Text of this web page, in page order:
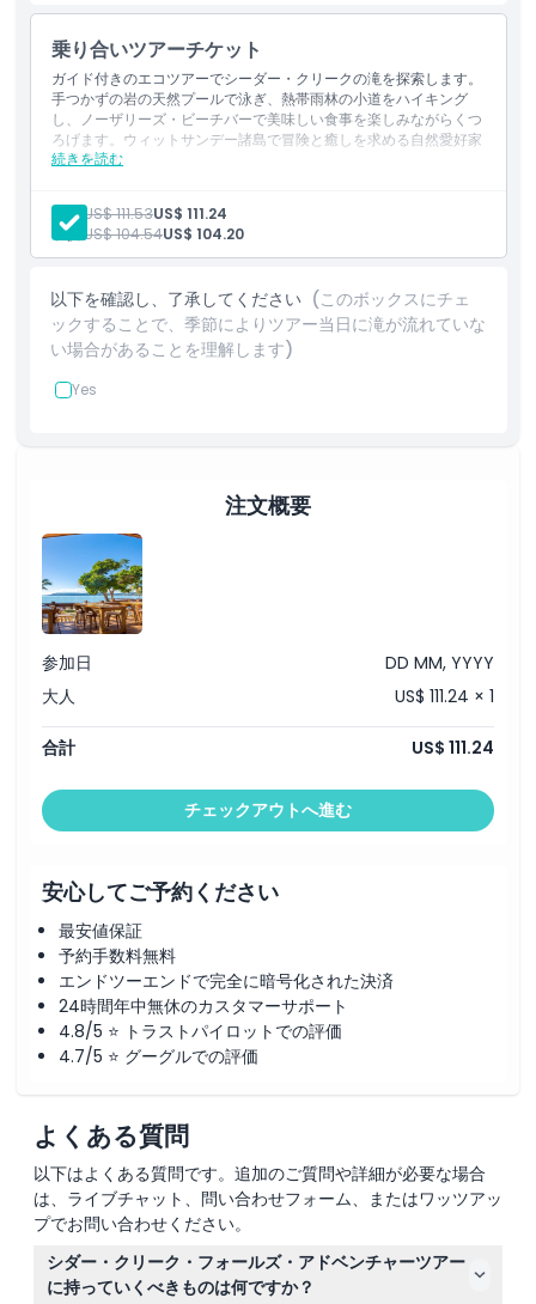
子供／大人ポリシー
除外事項
対象外
注意事項
出発／到着地点
引換方法
キャンセルポリシー
乗り合いツアーチケット
ガイド付きのエコツアーでシーダー・クリークの滝を探索します。
手つかずの岩の天然プールで泳ぎ、熱帯雨林の小道をハイキング
し、ノーザリーズ・ビーチバーで美味しい食事を楽しみながらくつ
ろげます。ウィットサンデー諸島で冒険と癒しを求める自然愛好家
に最適です。
続きを読む
エアリービーチからの往復送迎
シーダー・クリーク滝と展望台へのガイド付きエコウォーク
シーダー・クリーク滝の天然の岩場のプールでの水泳
の食事1回
経験豊富なガイドによる少人数制の体験
大人: US$ 111.53US$ 111.24
子供:
US$ 104.54US$ 104.20
以下を確認し、了承してください (このボックスにチェ
ックすることで、季節によりツアー当日に滝が流れていな
い場合があることを理解します)
Yes
注文概要
参加日
DD MM, YYYY
大人
US$ 111.24 × 1
合計 US$ 111.24
チェックアウトへ進む
安心してご予約ください
最安値保証
予約手数料無料
エンドツーエンドで完全に暗号化された決済
24時間年中無休のカスタマーサポート
4.8/5 ⭐ トラストパイロットでの評価
4.7/5 ⭐ グーグルでの評価
よくある質問
以下はよくある質問です。追加のご質問や詳細が必要な場合
は、ライブチャット、問い合わせフォーム、またはワッツアッ
プでお問い合わせください。
シダー・クリーク・フォールズ・アドベンチャーツアー
に持っていくべきものは何ですか？